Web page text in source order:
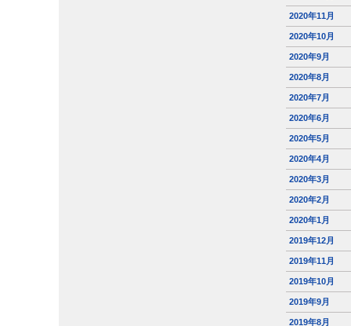
2020年11月
2020年10月
2020年9月
2020年8月
2020年7月
2020年6月
2020年5月
2020年4月
2020年3月
2020年2月
2020年1月
2019年12月
2019年11月
2019年10月
2019年9月
2019年8月